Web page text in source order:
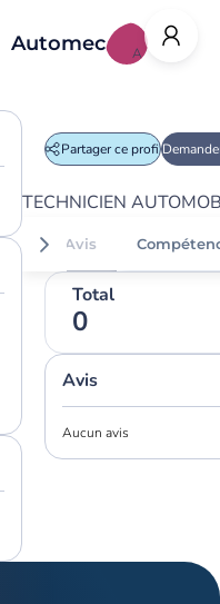
A
Automec
Partager ce profil
TECHNICIEN
Avis
Total
0
Avis
Aucun avis